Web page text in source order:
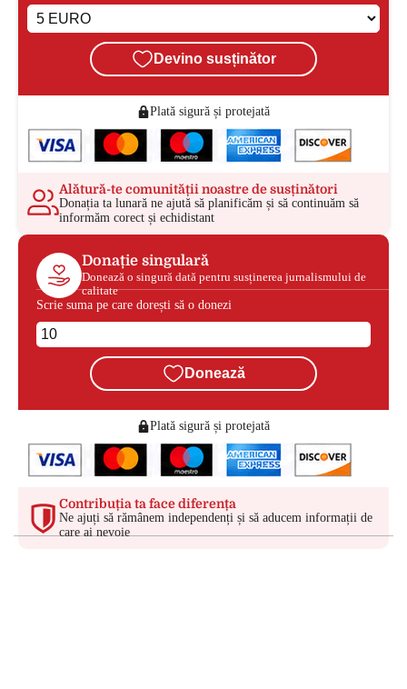
Devino susținător
Plată sigură și protejată
Alătură-te comunității noastre de susținători
Donația ta lunară ne ajută să planificăm și să continuăm să
informăm corect și echidistant
Donație singulară
Donează o singură dată pentru susținerea jurnalismului de
calitate
Scrie suma pe care dorești să o donezi
Donează
Plată sigură și protejată
Contribuția ta face diferența
Ne ajuți să rămânem independenți și să aducem informații de
care ai nevoie